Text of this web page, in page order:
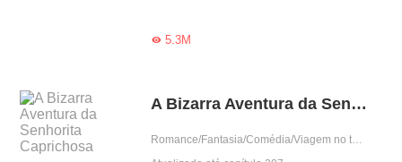
5.3M
A Bizarra Aventura da Senhorita Caprichosa
Romance/Fantasia/Comédia/Viagem no tempo